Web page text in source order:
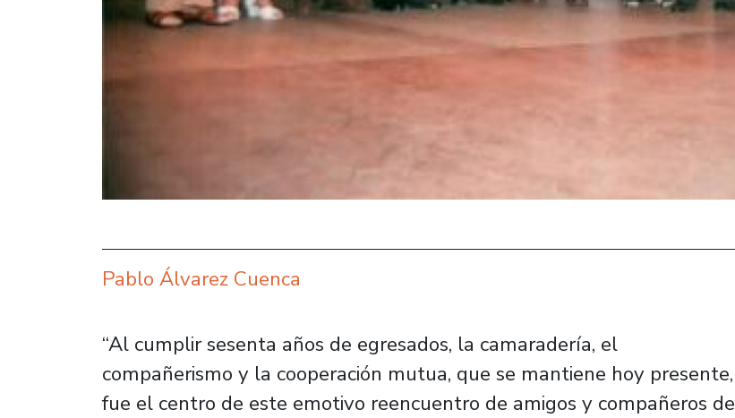
Pablo Álvarez Cuenca
“Al cumplir sesenta años de egresados, la camaradería, el
compañerismo y la cooperación mutua, que se mantiene hoy presente,
fue el centro de este emotivo reencuentro de amigos y compañeros de